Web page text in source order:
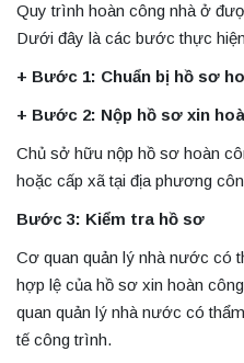
Quy trình hoàn công nhà ở
Dưới đây là các bước thực
+ Bước 1: Chuẩn bị hồ sơ
+ Bước 2: Nộp hồ sơ xin
Chủ sở hữu nộp hồ sơ hoàn
hoặc cấp xã tại địa phương
Bước 3: Kiểm tra hồ sơ
Cơ quan quản lý nhà nước có
hợp lệ của hồ sơ xin hoàn
quan quản lý nhà nước có
tế công trình.